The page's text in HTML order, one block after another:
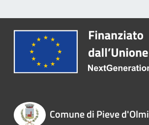
Comune di Pieve d'Olmi